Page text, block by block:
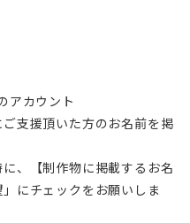
アカウント
支援頂いた方のお名前を掲
、【制作物に掲載するお名
にチェックをお願いしま